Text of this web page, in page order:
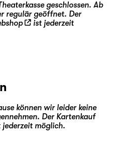
geschlossen. Ab
regulär geöffnet. Der
ist jederzeit
können wir leider keine
Der Kartenkauf
jederzeit möglich.